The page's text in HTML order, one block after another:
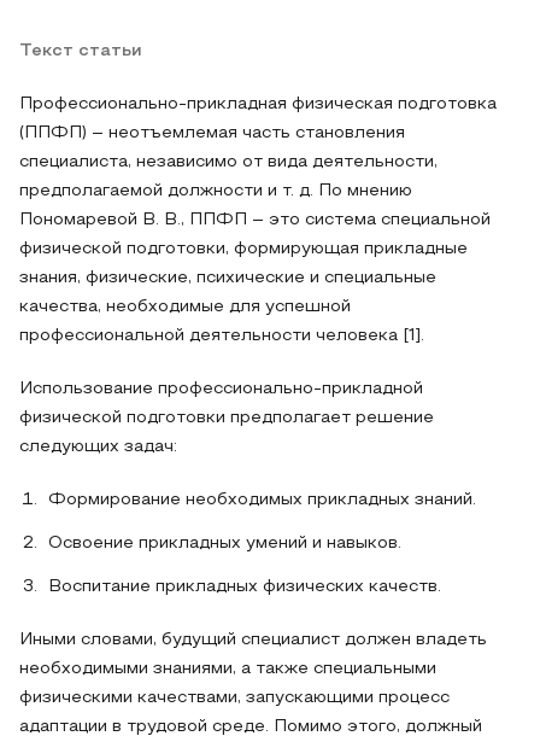
Текст статьи
Профессионально-прикладная физическая подготовка
(ППФП) – неотъемлемая часть становления
специалиста, независимо от вида деятельности,
предполагаемой должности и т. д. По мнению
Пономаревой В. В., ППФП – это система специальной
физической подготовки, формирующая прикладные
знания, физические, психические и специальные
качества, необходимые для успешной
профессиональной деятельности человека [1].
Использование профессионально-прикладной
физической подготовки предполагает решение
следующих задач:
Формирование необходимых прикладных знаний.
Освоение прикладных умений и навыков.
Воспитание прикладных физических качеств.
Иными словами, будущий специалист должен владеть
необходимыми знаниями, а также специальными
физическими качествами, запускающими процесс
адаптации в трудовой среде. Помимо этого, должный